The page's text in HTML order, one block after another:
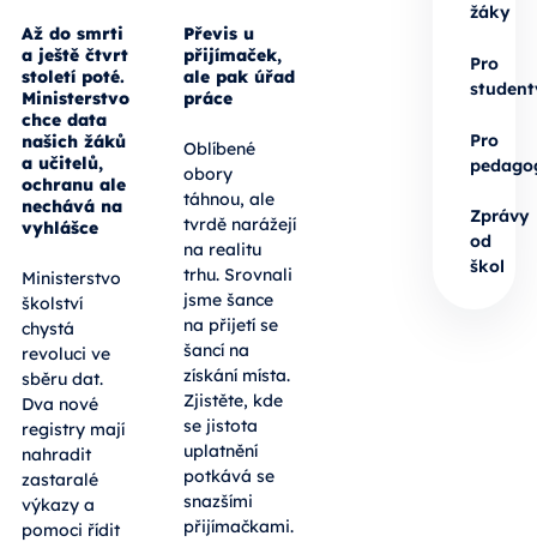
Až do smrti
a ještě čtvrt
století poté.
Ministerstvo
chce data
našich žáků
a učitelů,
ochranu ale
nechává na
vyhlášce
Ministerstvo
školství
chystá
revoluci ve
sběru dat.
Dva nové
registry mají
nahradit
zastaralé
výkazy a
pomoci řídit
Převis u
přijímaček,
ale pak úřad
práce
Oblíbené
obory
táhnou, ale
tvrdě narážejí
na realitu
trhu. Srovnali
jsme šance
na přijetí se
šancí na
získání místa.
Zjistěte, kde
se jistota
uplatnění
potkává se
snazšími
přijímačkami.
žáky
Pro
Pro
Zprávy
od
škol